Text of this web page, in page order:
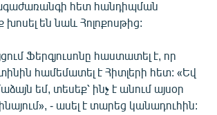
հետ հանդիպման
են նաև Հոլոքոսթից:
Ֆերգյուսոնը հաստատել է, որ
համեմատել է Հիտլերի հետ: «Եվ
եմ, տեսեք՝ ինչ է անում այսօր
- ասել է տարեց կանադուհին: